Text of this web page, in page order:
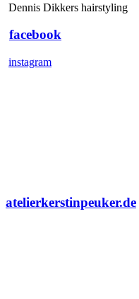
Dennis Dikkers hairstyling
facebook
instagram
atelierkerstinpeuker.de